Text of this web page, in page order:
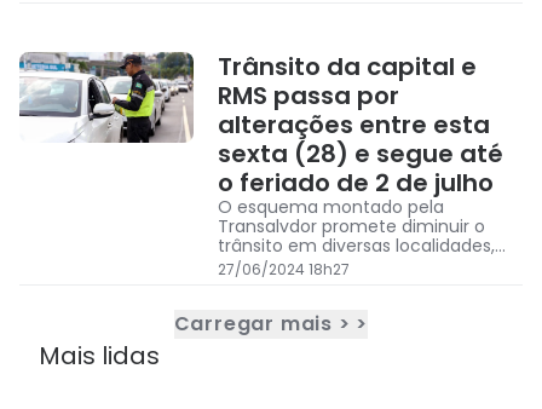
Trânsito da capital e
RMS passa por
alterações entre esta
sexta (28) e segue até
o feriado de 2 de julho
O esquema montado pela
Transalvdor promete diminuir o
trânsito em diversas localidades,
durante os eventos cívicos,
religiosos, esportivos e
27/06/2024 18h27
Carregar mais > >
Mais lidas